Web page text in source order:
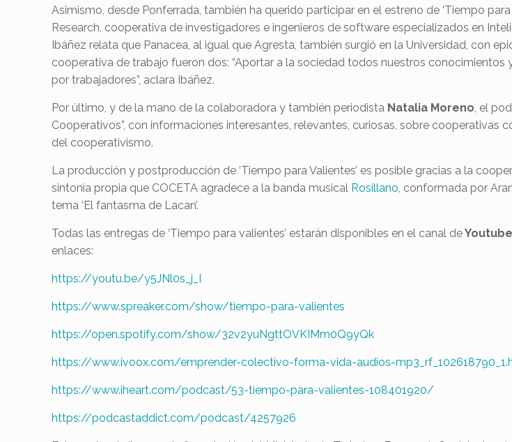
Asimismo, desde Ponferrada, también ha querido participar en el estreno de ‘Tiempo para
Research, cooperativa de investigadores e ingenieros de software especializados en
Ibáñez relata que Panacea, al igual que Agresta, también surgió en la Universidad, con
cooperativa de trabajo fueron dos: “Aportar a la sociedad todos nuestros
por trabajadores”, aclara Ibáñez.
Por último, y de la mano de la colaboradora y también periodista Natalia Moreno, el
Cooperativos”, con informaciones interesantes, relevantes, curiosas, sobre
del cooperativismo.
La producción y postproducción de ‘Tiempo para Valientes’ es posible gracias a la
sintonía propia que COCETA agradece a la banda musical Rosillano, conformada por
tema ‘El fantasma de Lacan’.
Todas las entregas de ‘Tiempo para valientes’ estarán disponibles en el canal de
enlaces:
https://youtu.be/y5JNl0s_j_I
https://www.spreaker.com/show/tiempo-para-valientes
https://open.spotify.com/show/32v2yuNgttOVKIMm0Q9yQk
https://www.ivoox.com/emprender-colectivo-forma-vida-audios-
https://www.iheart.com/podcast/53-tiempo-para-valientes-108401920/
https://podcastaddict.com/podcast/4257926